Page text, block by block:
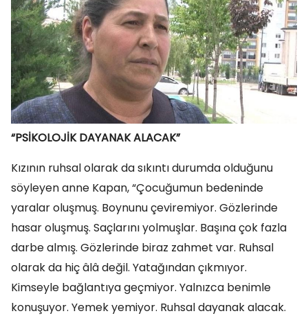
“PSİKOLOJİK DAYANAK ALACAK”
Kızının ruhsal olarak da sıkıntı durumda olduğunu
söyleyen anne Kapan, “Çocuğumun bedeninde
yaralar oluşmuş. Boynunu çeviremiyor. Gözlerinde
hasar oluşmuş. Saçlarını yolmuşlar. Başına çok fazla
darbe almış. Gözlerinde biraz zahmet var. Ruhsal
olarak da hiç âlâ değil. Yatağından çıkmıyor.
Kimseyle bağlantıya geçmiyor. Yalnızca benimle
konuşuyor. Yemek yemiyor. Ruhsal dayanak alacak.